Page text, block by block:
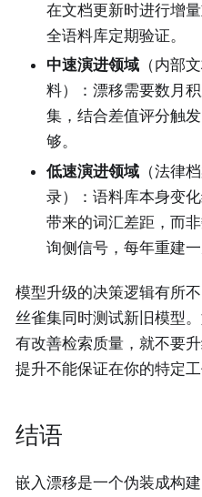
在文档更新时进行增
全语料库定期验证。
中速演进领域 （内部
料）：漂移需要数月
集，结合差值评分触
够。
低速演进领域 （法律
录）：语料库本身变
带来的词汇差距，而
询侧信号，每年重建一
模型升级的决策逻辑有所
丝雀集同时测试新旧模型
有改善检索质量，就不要
提升不能保证在你的特定
结语
嵌入漂移是一个伪装成构